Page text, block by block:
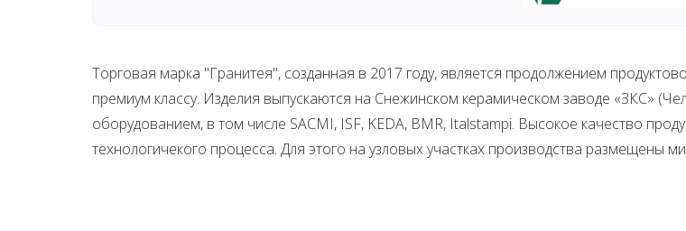
Торговая марка "Гранитея", созданная в 2017 году, является продолжением
премиум классу. Изделия выпускаются на Снежинском керамическом заводе «ЗКС»
оборудованием, в том числе SACMI, ISF, KEDA, BMR, Italstampi. Высокое качество
технологичекого процесса. Для этого на узловых участках производства размещены